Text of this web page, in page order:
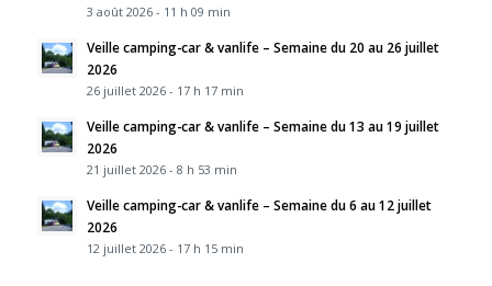
3 août 2026 - 11 h 09 min
Veille camping-car & vanlife – Semaine du 20 au 26 juillet
2026
26 juillet 2026 - 17 h 17 min
Veille camping-car & vanlife – Semaine du 13 au 19 juillet
2026
21 juillet 2026 - 8 h 53 min
Veille camping-car & vanlife – Semaine du 6 au 12 juillet
2026
12 juillet 2026 - 17 h 15 min